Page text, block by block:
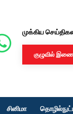
முக்கிய
குழுவில்
சினிமா